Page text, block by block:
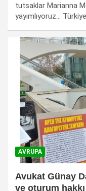
tutsaklar Marianna
yayımlıyoruz…
AVRUPA
Avukat Günay
ve oturum